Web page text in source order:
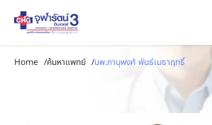
Home /ค้นหาแพทย์ /นพ.ภานุพงศ์ พันธ์เมธาฤทธิ์